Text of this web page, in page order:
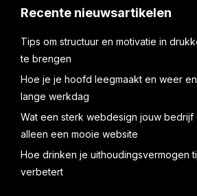
Recente nieuwsartikelen
Tips om structuur en motivatie in
te brengen
Hoe je je hoofd leegmaakt en weer
lange werkdag
Wat een sterk webdesign jouw bedrijf
alleen een mooie website
Hoe drinken je uithoudingsvermogen
verbetert